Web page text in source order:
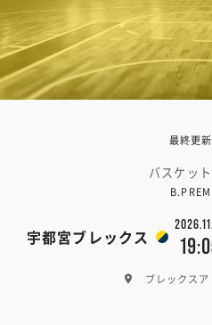
最終更新
バスケッ
宇都宮ブレックス
ブレックス